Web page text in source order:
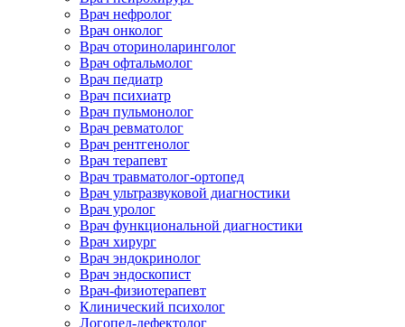
Врач нефролог
Врач онколог
Врач оториноларинголог
Врач офтальмолог
Врач педиатр
Врач психиатр
Врач пульмонолог
Врач ревматолог
Врач рентгенолог
Врач терапевт
Врач травматолог-ортопед
Врач ультразвуковой диагностики
Врач уролог
Врач функциональной диагностики
Врач хирург
Врач эндокринолог
Врач эндоскопист
Врач-физиотерапевт
Клинический психолог
Логопед-дефектолог